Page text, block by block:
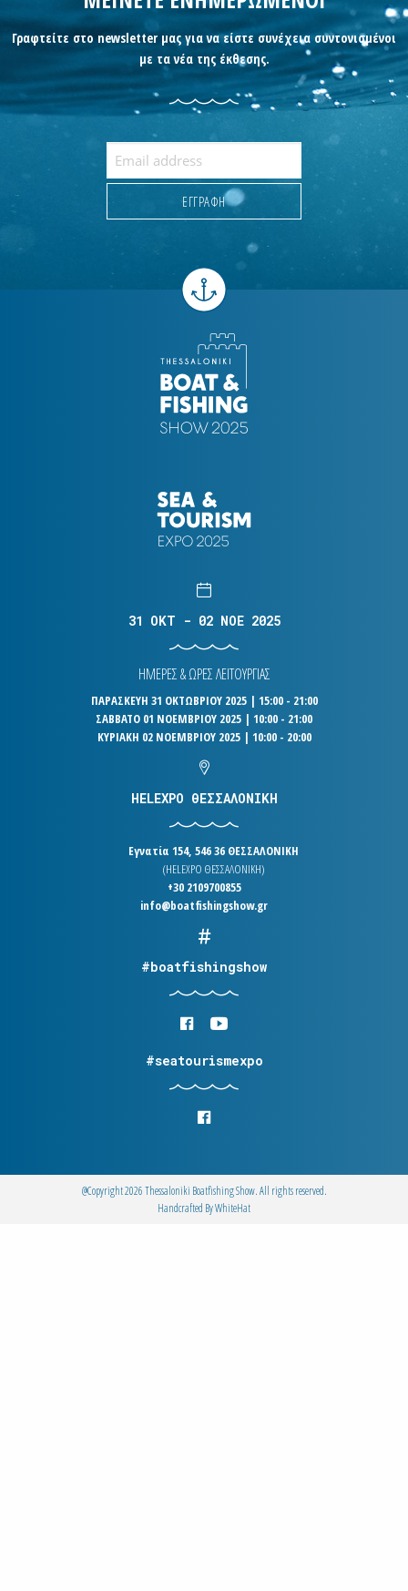
Γραφτείτε στο newsletter μας για να είστε συνέχεια συντονισμένοι
με τα νέα της έκθεσης.
31 OKT - 02 NOE 2025
ΗΜΕΡΕΣ & ΩΡΕΣ ΛΕΙΤΟΥΡΓΙΑΣ
ΠΑΡΑΣΚΕΥΗ 31 ΟΚΤΩΒΡΙΟΥ 2025 | 15:00 - 21:00
ΣΑΒΒΑΤΟ 01 ΝΟΕΜΒΡΙΟΥ 2025 | 10:00 - 21:00
ΚΥΡΙΑΚΗ 02 ΝΟΕΜΒΡΙΟΥ 2025 | 10:00 - 20:00
HELEXPO ΘΕΣΣΑΛΟΝΙΚΗ
Εγνατία 154, 546 36 ΘΕΣΣΑΛΟΝΙΚΗ
(HELEXPO ΘΕΣΣΑΛΟΝΙΚΗ)
+30 2109700855
info@boatfishingshow.gr
#boatfishingshow
#seatourismexpo
@Copyright 2026 Thessaloniki Boatfishing Show. All rights reserved.
Handcrafted ByWhiteΗat